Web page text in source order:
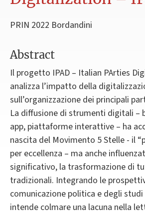
PRIN 2022 Bordandini
Abstract
Il progetto IPAD – Italian PArties
analizza l’impatto della
sull’organizzazione dei principali
La diffusione di strumenti digitali –
app, piattaforme interattive – ha
nascita del Movimento 5 Stelle - il
per eccellenza – ma anche
significativo, la trasformazione di
tradizionali. Integrando le
comunicazione politica e degli
intende colmare una lacuna nella